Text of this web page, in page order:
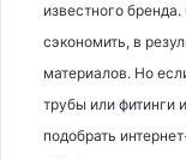
известного
сэкономить, в
материалов. Но
трубы или фитинги
подобрать